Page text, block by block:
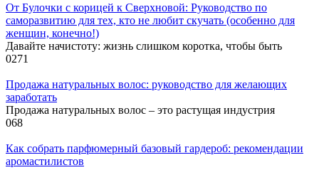
От Булочки с корицей к Сверхновой: Руководство по
саморазвитию для тех, кто не любит скучать (особенно для
женщин, конечно!)
Давайте начистоту: жизнь слишком коротка, чтобы быть
0271
Продажа натуральных волос: руководство для желающих
заработать
Продажа натуральных волос – это растущая индустрия
068
Как собрать парфюмерный базовый гардероб: рекомендации
аромастилистов